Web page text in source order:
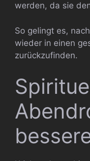
werden, da sie
So gelingt es,
wieder in einen
zurückzufinden.